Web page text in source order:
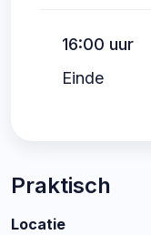
16:00 uur
Einde
Praktisch
Locatie